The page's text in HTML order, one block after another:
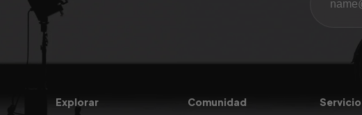
Explorar Comunidad Servicio